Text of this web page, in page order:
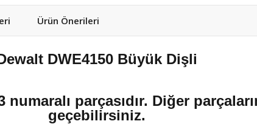
Ürün Önerileri
DWE4150 Büyük Dişli
numaralı parçasıdır. Diğer
geçebilirsiniz.